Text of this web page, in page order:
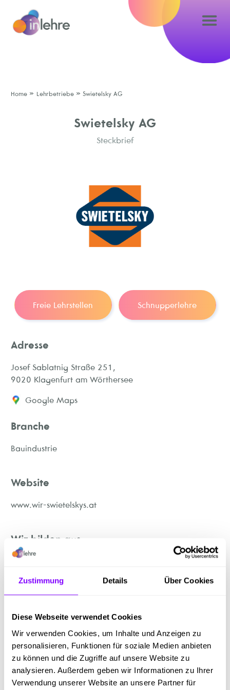
Zustimmung Details Über Cookies
Diese Webseite verwendet Cookies
Wir verwenden Cookies, um Inhalte und Anzeigen zu
personalisieren, Funktionen für soziale Medien anbieten
zu können und die Zugriffe auf unsere Website zu
analysieren. Außerdem geben wir Informationen zu Ihrer
Verwendung unserer Website an unsere Partner für
Home » Lehrbetriebe » Swietelsky AG
Swietelsky AG
Steckbrief
Freie Lehrstellen Schnupperlehre
Adresse
Josef Sablatnig Straße 251,
9020 Klagenfurt am Wörthersee
Google Maps
Branche
Bauindustrie
Website
www.wir-swietelskys.at
Wir bilden aus
Bautechnische Assistenz
Bürokaufmann oder Bürokauffrau
Hochbau
Tiefbau
Firmenbeschreibung
Swietelsky ist ein führendes Bauunternehmen in